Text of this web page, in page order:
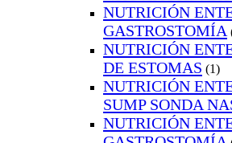
NUTRICIÓN
GASTROSTOMÍA
NUTRICIÓN
DE ESTOMAS (1)
NUTRICIÓN
SUMP SONDA
NUTRICIÓN